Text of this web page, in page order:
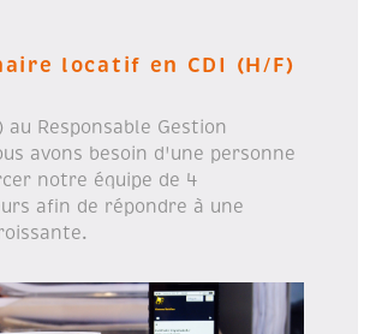
locatif en CDI (H/F)
au Responsable Gestion
avons besoin d'une personne
notre équipe de 4
afin de répondre à une